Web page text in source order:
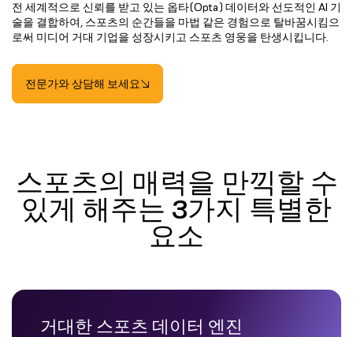
전 세계적으로 신뢰를 받고 있는 옵타(Opta) 데이터와 선도적인 AI 기
술을 결합하여, 스포츠의 순간들을 마법 같은 경험으로 탈바꿈시킴으
로써 미디어 거대 기업을 성장시키고 스포츠 영웅을 탄생시킵니다.
전문가와 상담해 보세요
스포츠의 매력을 만끽할 수
있게 해주는 3가지 특별한
요소
거대한 스포츠 데이터 엔진